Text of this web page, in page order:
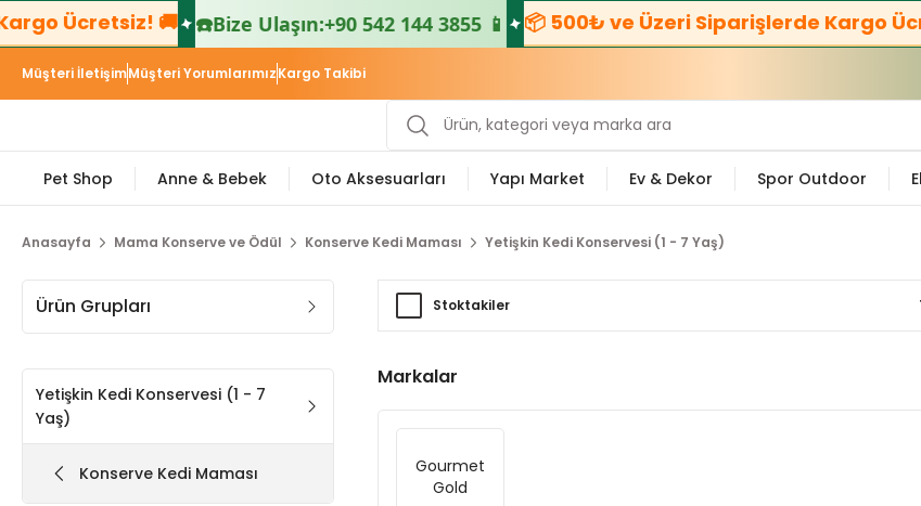
Ücretsiz! 🚚 ☎️Bize Ulaşın:+90 542 144 3855 📱 📦 500₺ ve Üzeri Siparişlerde Kargo
Müşteri İletişimMüşteri YorumlarımızKargo Takibi
Pet Shop Anne & Bebek Oto Aksesuarları Yapı Market Ev & Dekor Spor Outdoor
Anasayfa Mama Konserve ve Ödül Konserve Kedi Maması Yetişkin Kedi Konservesi (1 - 7 Yaş)
Ürün Grupları
Yetişkin Kedi Konservesi (1 - 7
Yaş)
Konserve Kedi Maması
Stoktakiler
Markalar
Gourmet
Gold